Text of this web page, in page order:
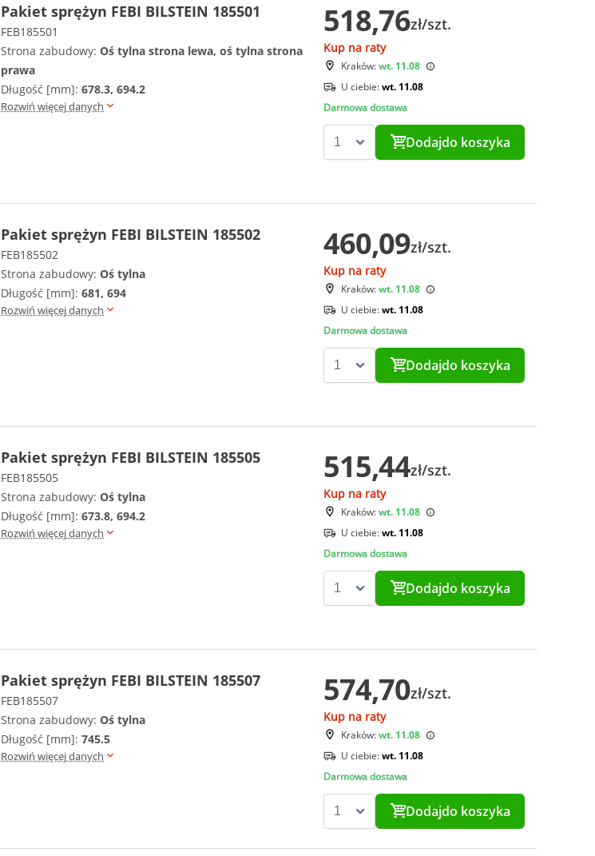
Pakiet sprężyn FEBI BILSTEIN 185501
FEB185501
Strona zabudowy: Oś tylna strona lewa, oś tylna strona
prawa
Długość [mm]: 678.3, 694.2
Rozwiń więcej danych
518,76zł/szt.
Kup na raty
Kraków:wt. 11.08
U ciebie:wt. 11.08
Darmowa dostawa
Dodajdo koszyka
Pakiet sprężyn FEBI BILSTEIN 185502
FEB185502
Strona zabudowy: Oś tylna
Długość [mm]: 681, 694
Rozwiń więcej danych
460,09zł/szt.
Kup na raty
Kraków:wt. 11.08
U ciebie:wt. 11.08
Darmowa dostawa
Dodajdo koszyka
Pakiet sprężyn FEBI BILSTEIN 185505
FEB185505
Strona zabudowy: Oś tylna
Długość [mm]: 673.8, 694.2
Rozwiń więcej danych
515,44zł/szt.
Kup na raty
Kraków:wt. 11.08
U ciebie:wt. 11.08
Darmowa dostawa
Dodajdo koszyka
Pakiet sprężyn FEBI BILSTEIN 185507
FEB185507
Strona zabudowy: Oś tylna
Długość [mm]: 745.5
Rozwiń więcej danych
574,70zł/szt.
Kup na raty
Kraków:wt. 11.08
U ciebie:wt. 11.08
Darmowa dostawa
Dodajdo koszyka